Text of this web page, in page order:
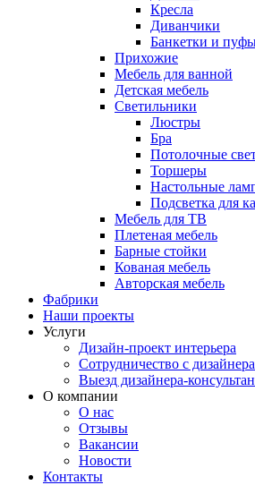
Кресла
Диванчики
Банкетки и
Прихожие
Мебель для ванной
Детская мебель
Светильники
Люстры
Бра
Потолочные
Торшеры
Настольные
Подсветка для
Мебель для ТВ
Плетеная мебель
Барные стойки
Кованая мебель
Авторская мебель
Фабрики
Наши проекты
Услуги
Дизайн-проект интерьера
Сотрудничество с
Выезд дизайнера-
О компании
О нас
Отзывы
Вакансии
Новости
Контакты